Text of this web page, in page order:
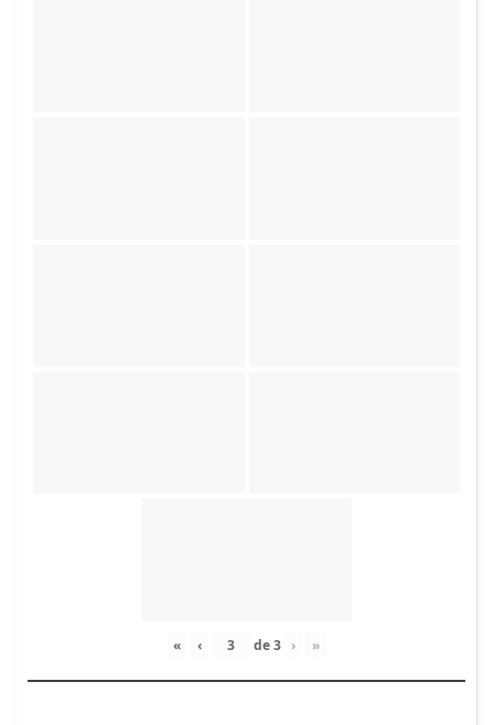
« ‹ de3 › »